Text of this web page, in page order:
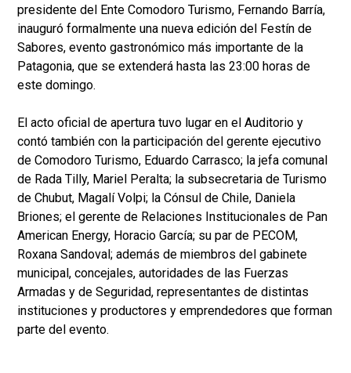
presidente del Ente Comodoro Turismo, Fernando Barría,
inauguró formalmente una nueva edición del Festín de
Sabores, evento gastronómico más importante de la
Patagonia, que se extenderá hasta las 23:00 horas de
este domingo.
El acto oficial de apertura tuvo lugar en el Auditorio y
contó también con la participación del gerente ejecutivo
de Comodoro Turismo, Eduardo Carrasco; la jefa comunal
de Rada Tilly, Mariel Peralta; la subsecretaria de Turismo
de Chubut, Magalí Volpi; la Cónsul de Chile, Daniela
Briones; el gerente de Relaciones Institucionales de Pan
American Energy, Horacio García; su par de PECOM,
Roxana Sandoval; además de miembros del gabinete
municipal, concejales, autoridades de las Fuerzas
Armadas y de Seguridad, representantes de distintas
instituciones y productores y emprendedores que forman
parte del evento.